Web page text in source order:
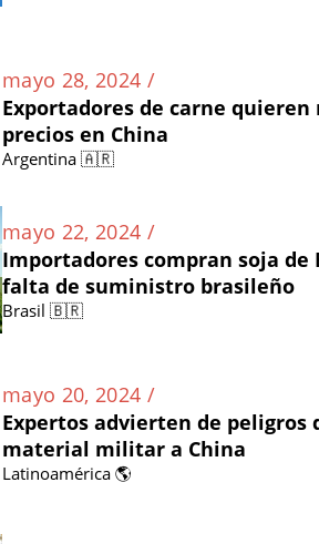
mayo 28, 2024 /
Exportadores de carne quieren
precios en China
Argentina 🇦🇷
mayo 22, 2024 /
Importadores compran soja de
falta de suministro brasileño
Brasil 🇧🇷
mayo 20, 2024 /
Expertos advierten de peligros
material militar a China
Latinoamérica 🌎